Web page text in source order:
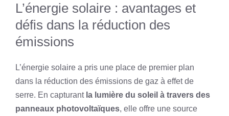
L’énergie solaire : avantages et
défis dans la réduction des
émissions
L’énergie solaire a pris une place de premier plan
dans la réduction des émissions de gaz à effet de
serre. En capturant la lumière du soleil à travers des
panneaux photovoltaïques, elle offre une source